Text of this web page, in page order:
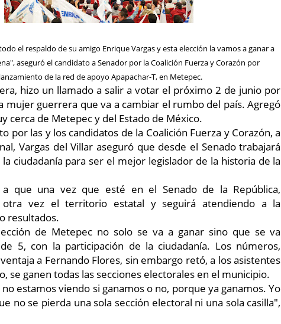
el respaldo de su amigo Enrique Vargas y esta elección la vamos a ganar a
aseguró el candidato a Senador por la Coalición Fuerza y Corazón por
de la red de apoyo Apapachar-T, en Metepec.
hizo un llamado a salir a votar el próximo 2 de junio por
mujer guerrera que va a cambiar el rumbo del país. Agregó
cerca de Metepec y del Estado de México.
por las y los candidatos de la Coalición Fuerza y Corazón, a
Vargas del Villar aseguró que desde el Senado trabajará
ciudadanía para ser el mejor legislador de la historia de la
que una vez que esté en el Senado de la República,
vez el territorio estatal y seguirá atendiendo a la
resultados.
de Metepec no solo se va a ganar sino que se va
5, con la participación de la ciudadanía. Los números,
a Fernando Flores, sin embargo retó, a los asistentes
se ganen todas las secciones electorales en el municipio.
estamos viendo si ganamos o no, porque ya ganamos. Yo
no se pierda una sola sección electoral ni una sola casilla",